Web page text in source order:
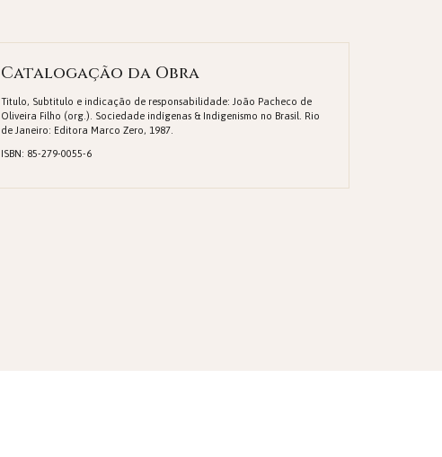
Catalogação da Obra
Titulo, Subtitulo e indicação de responsabilidade: João Pacheco de
Oliveira Filho (org.). Sociedade indígenas & Indigenismo no Brasil. Rio
de Janeiro: Editora Marco Zero, 1987.
ISBN: 85-279-0055-6